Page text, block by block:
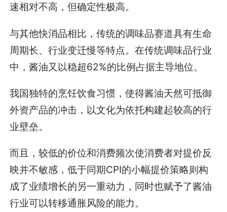
速相对不高，但确定性极高。
与其他快消品相比，传统的调味品赛道具有生命
周期长、行业变迁慢等特点。在传统调味品行业
中，酱油又以稳超62%的比例占据主导地位。
我国独特的烹饪饮食习惯，使得酱油天然可抵御
外资产品的冲击，以文化为依托构建起较高的行
业壁垒。
而且，较低的价位和消费频次使消费者对提价反
映并不敏感，低于同期CPI的小幅提价策略则构
成了业绩增长的另一重动力，同时也赋予了酱油
行业可以转移通胀风险的能力。